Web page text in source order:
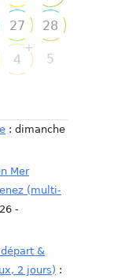
27 28
4
+
5
: dimanche
Mer
(multi-
-
&
2 jours) :